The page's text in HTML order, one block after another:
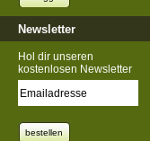
Newsletter
Hol dir unseren
kostenlosen Newsletter